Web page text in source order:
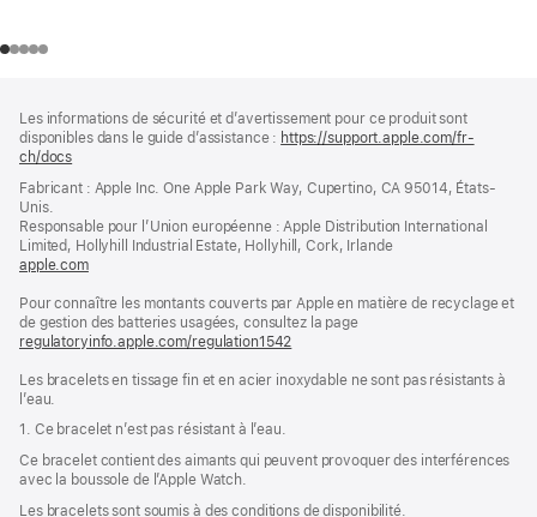
de
page
de
bas
page
Les informations de sécurité et d’avertissement pour ce produit sont
disponibles dans le guide d’assistance : https://support.apple.com/fr-
ch/docs
une
fenêtre)
Fabricant : Apple Inc. One Apple Park Way, Cupertino, CA 95014, États-
Unis.
Responsable pour l’Union européenne : Apple Distribution International
Limited, Hollyhill Industrial Estate, Hollyhill, Cork, Irlande
apple.com(s’ouvre
une
nouvelle
fenêtre)
Pour connaître les montants couverts par Apple en matière de recyclage et
de gestion des batteries usagées, consultez la page
regulatoryinfo.apple.com/regulation1542
une
Les bracelets en tissage fin et en acier inoxydable ne sont pas résistants à
l’eau.
1. Ce bracelet n’est pas résistant à l’eau.
Ce bracelet contient des aimants qui peuvent provoquer des interférences
avec la boussole de l’Apple Watch.
Les bracelets sont soumis à des conditions de disponibilité.